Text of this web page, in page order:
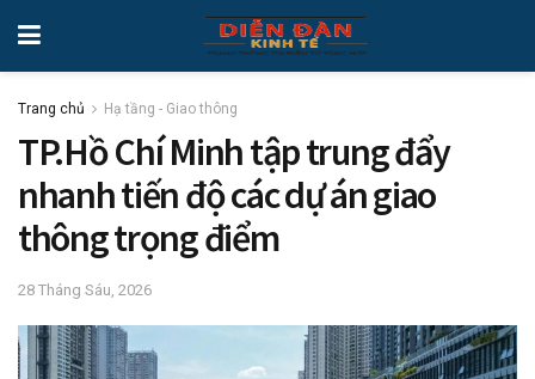
Trang chủ Hạ tầng - Giao thông
TP.Hồ Chí Minh tập trung đẩy
nhanh tiến độ các dự án giao
thông trọng điểm
28 Tháng Sáu, 2026